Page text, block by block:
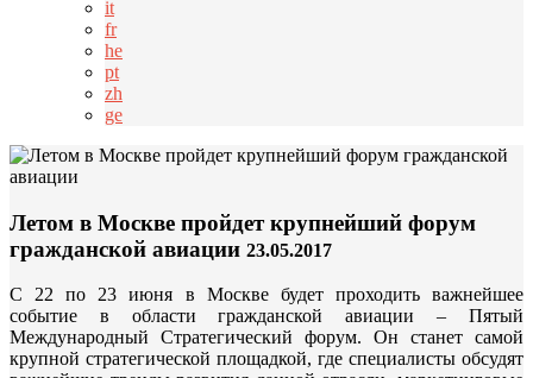
it
fr
he
pt
zh
ge
Летом в Москве пройдет крупнейший форум
гражданской авиации 23.05.2017
С 22 по 23 июня в Москве будет проходить важнейшее
событие в области гражданской авиации – Пятый
Международный Стратегический форум. Он станет самой
крупной стратегической площадкой, где специалисты обсудят